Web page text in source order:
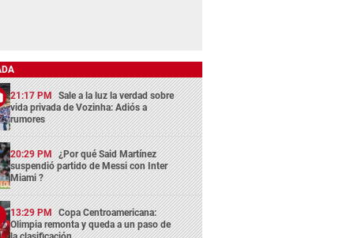
21:17 PM Sale a la luz la verdad sobre
vida privada de Vozinha: Adiós a
rumores
20:29 PM ¿Por qué Said Martínez
suspendió partido de Messi con Inter
Miami ?
13:29 PM Copa Centroamericana:
Olimpia remonta y queda a un paso de